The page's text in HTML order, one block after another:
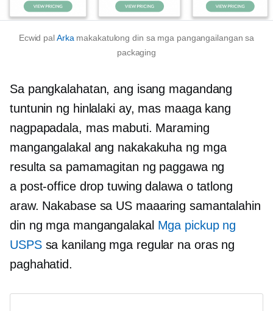
Ecwid palArkamakakatulong din sa mga pangangailangan sa
packaging
Sa pangkalahatan, ang isang magandang
tuntunin ng hinlalaki ay, mas maaga kang
nagpapadala, mas mabuti. Maraming
mangangalakal ang nakakakuha ng mga
resulta sa pamamagitan ng paggawa ng
a post-officedrop tuwing dalawa o tatlong
araw. Nakabase sa US maaaring samantalahin
din ng mga mangangalakal Mga pickup ng
USPSsa kanilang mga regular na oras ng
paghahatid.